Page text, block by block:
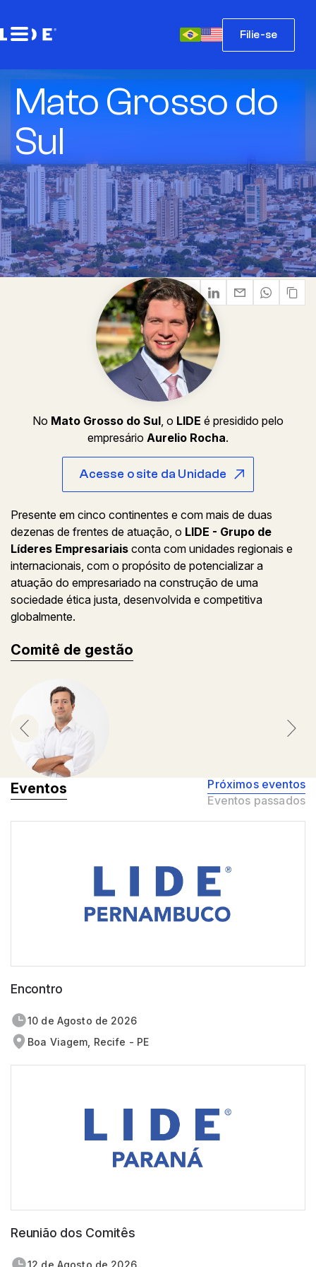
Filie-se
Mato Grosso do
Sul
No Mato Grosso do Sul, o LIDE é presidido pelo
empresário Aurelio Rocha.
Acesse o site da Unidade
Presente em cinco continentes e com mais de duas
dezenas de frentes de atuação, o LIDE - Grupo de
Líderes Empresariais conta com unidades regionais e
internacionais, com o propósito de potencializar a
atuação do empresariado na construção de uma
sociedade ética justa, desenvolvida e competitiva
globalmente.
Comitê de gestão
Eventos
Próximos eventos
Eventos passados
Encontro
10 de agosto de 2026
Boa Viagem, Recife - PE
Reunião dos Comitês